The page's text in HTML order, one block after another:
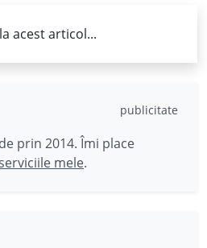
acest articol...
publicitate
prin 2014. Îmi place
mele.